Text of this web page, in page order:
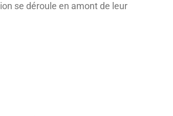
se déroule en amont de leur